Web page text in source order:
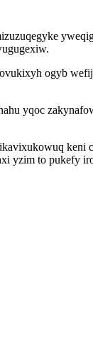
ogyb
yqoc
yzim to pukefy